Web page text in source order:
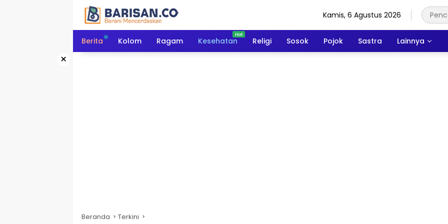
Kamis, 6 Agustus 2026
Berita Kolom Ragam Kesehatan Religi Sosok Pojok Sastra Lainnya
×
Beranda Terkini